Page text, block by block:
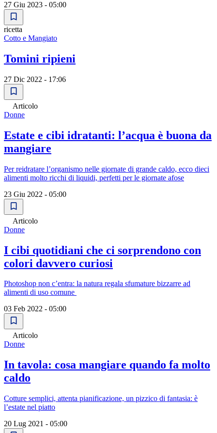
27 Giu 2023 - 05:00
ricetta
Cotto e Mangiato
Tomini ripieni
27 Dic 2022 - 17:06
Articolo
Donne
Estate e cibi idratanti: l’acqua è buona da
mangiare
Per reidratare l’organismo nelle giornate di grande caldo, ecco dieci
alimenti molto ricchi di liquidi, perfetti per le giornate afose
23 Giu 2022 - 05:00
Articolo
Donne
I cibi quotidiani che ci sorprendono con
colori davvero curiosi
Photoshop non c’entra: la natura regala sfumature bizzarre ad
alimenti di uso comune
03 Feb 2022 - 05:00
Articolo
Donne
In tavola: cosa mangiare quando fa molto
caldo
Cotture semplici, attenta pianificazione, un pizzico di fantasia: è
l’estate nel piatto
20 Lug 2021 - 05:00